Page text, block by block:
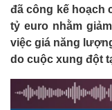
đã công kế hoạch
tỷ euro nhằm
việc giá năng
do cuộc xung đột